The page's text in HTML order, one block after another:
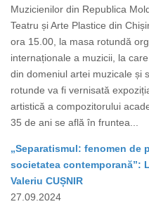
Muzicienilor din Republica
Teatru și Arte Plastice din
ora 15.00, la masa rotundă
internaționale a muzicii, la
din domeniul artei muzicale și
rotunde va fi vernisată
artistică a compozitorului
35 de ani se află în fruntea...
„Separatismul: fenomen de
societatea contemporană”:
Valeriu CUȘNIR
27.09.2024